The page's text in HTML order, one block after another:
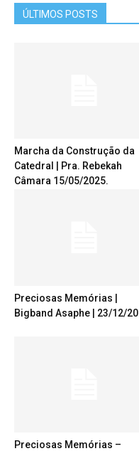
ÚLTIMOS POSTS
Marcha da Construção da
Catedral | Pra. Rebekah
Câmara 15/05/2025.
Preciosas Memórias |
Bigband Asaphe | 23/12/
Preciosas Memórias –